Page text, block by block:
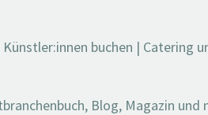
Künstler:innen buchen | Catering
Blog, Magazin und